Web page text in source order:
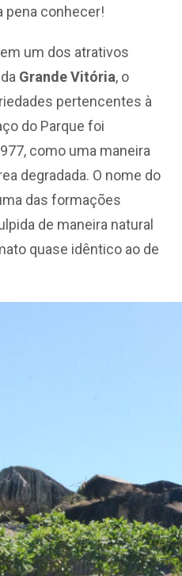
pena conhecer!
um dos atrativos
Grande Vitória, o
pertencentes à
do Parque foi
como uma maneira
degradada. O nome do
das formações
de maneira natural
quase idêntico ao de